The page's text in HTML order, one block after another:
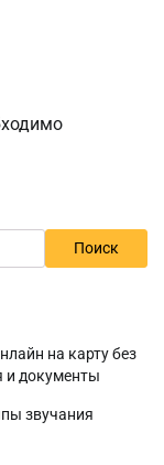
Поиск
на карту без
и документы
звучания